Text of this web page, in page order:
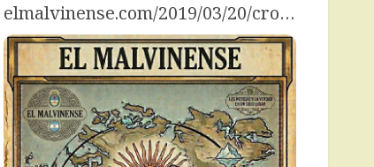
elmalvinense.com/2019/03/20/cro…